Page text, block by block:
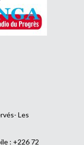
Les
: +226 72